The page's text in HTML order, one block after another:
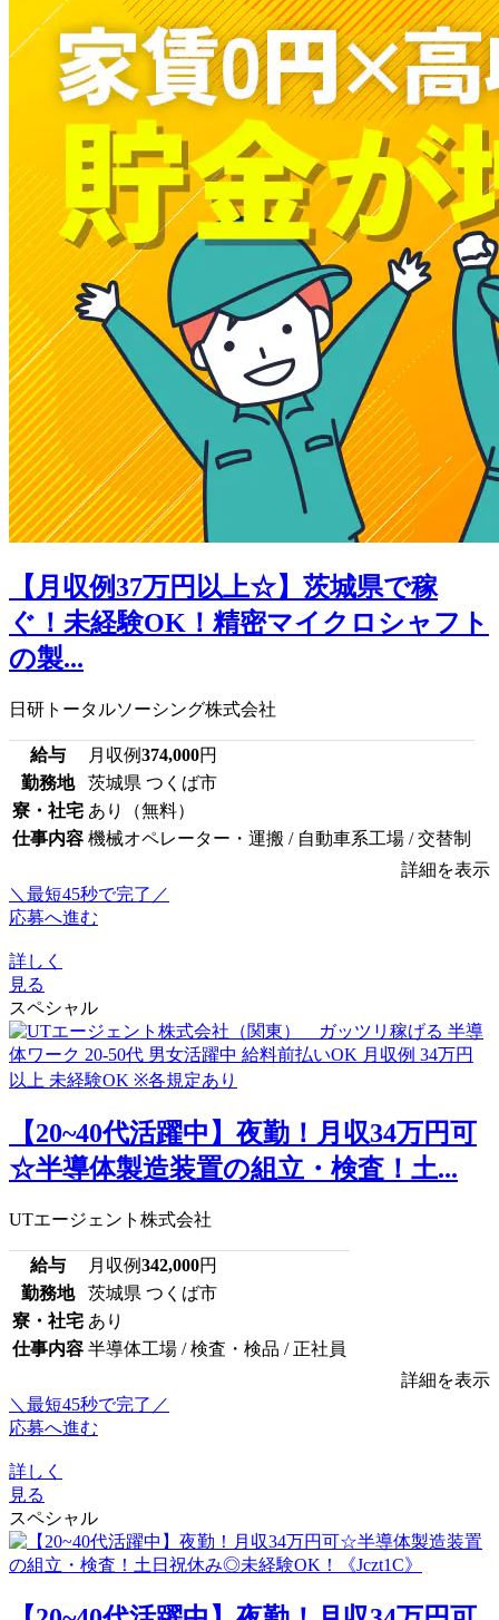
【月収例37万円以上☆】茨城県で稼
ぐ！未経験OK！精密マイクロシャフト
の製...
日研トータルソーシング株式会社
給与 月収例374,000円
勤務地
茨城県 つくば市
寮・社宅 あり（無料）
仕事内容 機械オペレーター・運搬 / 自動車系工場 / 交替制
詳細を表示
＼最短45秒で完了／
応募へ進む
詳しく
見る
スペシャル
【20~40代活躍中】夜勤！月収34万円可
☆半導体製造装置の組立・検査！土...
UTエージェント株式会社
給与 月収例342,000円
勤務地
茨城県 つくば市
寮・社宅 あり
仕事内容 半導体工場 / 検査・検品 / 正社員
詳細を表示
＼最短45秒で完了／
応募へ進む
詳しく
見る
スペシャル